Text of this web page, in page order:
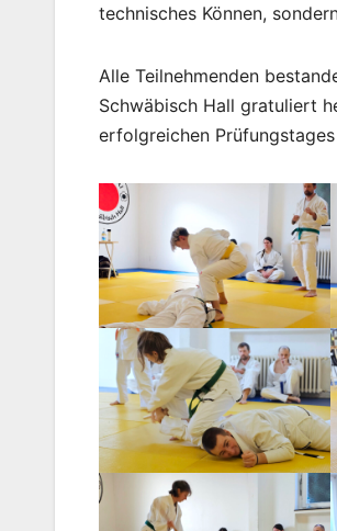
technisches Können,
Alle Teilnehmenden
Schwäbisch Hall gratuliert
erfolgreichen